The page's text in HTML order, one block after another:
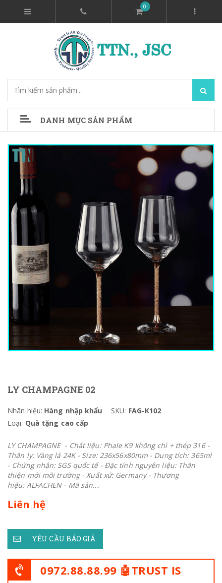
0
DANH MỤC SẢN PHẨM
LY CHAMPAGNE 02
Nhãn hiệu: Hàng nhập khẩu SKU: FAG-K102
Loại: Quà tặng cao cấp
LY CHAMPAGNE - Chất liệu: Phale K9 không chì + thép 316 -
Thân ly: Vàng lá 24K - Size: 236x56x80mm - Dung tích: 365ml
- Chứng nhận: SGS quốc tế - Đặc tính nguyên liệu: Thân
thiện mới môi trường - Xuất xứ: Germany - Thương
hiệu: ALFACHEN - Mã sản...
Liên hệ
YÊU CẦU BÁO GIÁ
0972.88.88.99 🤖TRUST IS